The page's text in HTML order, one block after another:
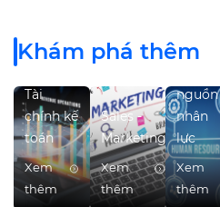
Khám phá thêm
Tài
chính kế
toán
Xem
thêm
Sales -
Marketing
Xem
thêm
nguồn
nhân
lực
Xem
thêm